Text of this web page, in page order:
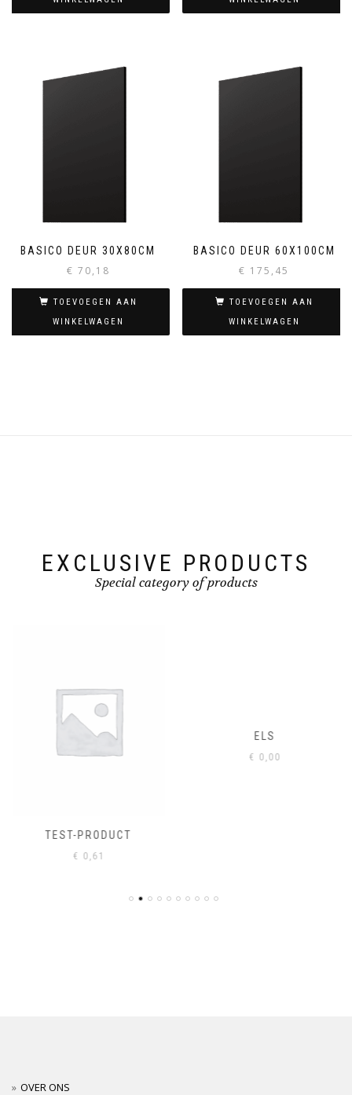
BASICO DEUR 30X80CM
€ 70,18
TOEVOEGEN AAN
WINKELWAGEN
BASICO DEUR 60X100CM
€ 175,45
TOEVOEGEN AAN
WINKELWAGEN
EXCLUSIVE PRODUCTS
Special category of products
TEST-PRODUCT
€ 0,61
ELS
€ 0,00
OVER ONS